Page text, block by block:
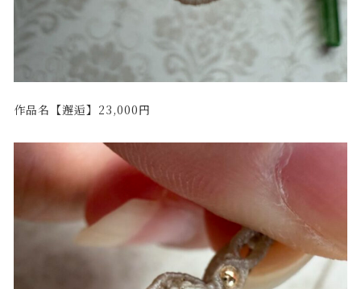
作品名【邂逅】23,000円